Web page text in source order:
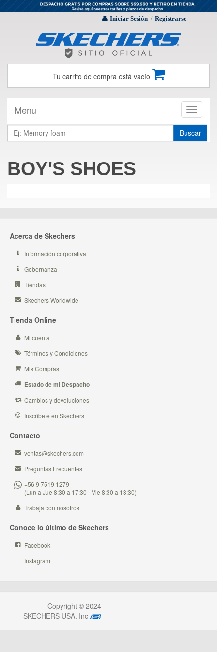
Iniciar Sesión / Registrarse
Tu carrito de compra está vacío
Toggle
Menu
Buscar
BOY'S SHOES
Acerca de Skechers
Información corporativa
Gobernanza
Tiendas
Skechers Worldwide
Tienda Online
Mi cuenta
Términos y Condiciones
Mis Compras
Estado de mi Despacho
Cambios y devoluciones
Inscribete en Skechers
Contacto
ventas@skechers.com
Preguntas Frecuentes
+56 9 7519 1279
(Lun a Jue 8:30 a 17:30 - Vie 8:30 a 13:30)
Trabaja con nosotros
Conoce lo último de Skechers
Facebook
Instagram
Copyright © 2024
SKECHERS USA, Inc